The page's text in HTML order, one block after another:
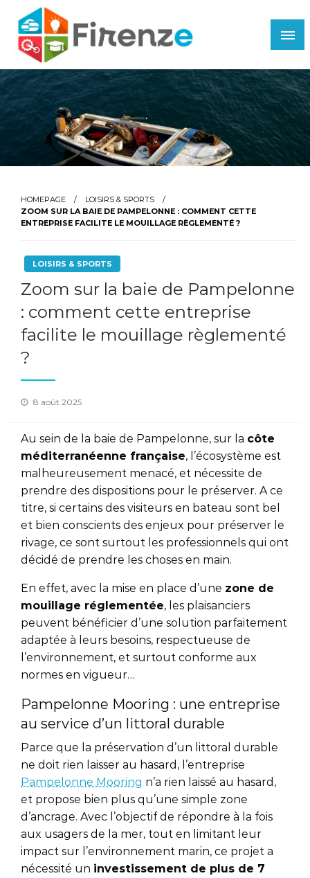
content
Firenze
HOMEPAGE
LOISIRS & SPORTS
ZOOM SUR LA BAIE DE PAMPELONNE : COMMENT CETTE
ENTREPRISE FACILITE LE MOUILLAGE RÈGLEMENTÉ ?
LOISIRS & SPORTS
Zoom sur la baie de Pampelonne
: comment cette entreprise
facilite le mouillage règlementé
?
Posted
8 août 2025
Au sein de la baie de Pampelonne, sur la côte
méditerranéenne française, l’écosystème est
malheureusement menacé, et nécessite de
prendre des dispositions pour le préserver. A ce
titre, si certains des visiteurs en bateau sont bel
et bien conscients des enjeux pour préserver le
rivage, ce sont surtout les professionnels qui ont
décidé de prendre les choses en main.
En effet, avec la mise en place d’une zone de
mouillage réglementée, les plaisanciers
peuvent bénéficier d’une solution parfaitement
adaptée à leurs besoins, respectueuse de
l’environnement, et surtout conforme aux
normes en vigueur…
Pampelonne Mooring : une entreprise
au service d’un littoral durable
Parce que la préservation d’un littoral durable
ne doit rien laisser au hasard, l’entreprise
Pampelonne Mooring n’a rien laissé au hasard,
et propose bien plus qu’une simple zone
d’ancrage. Avec l’objectif de répondre à la fois
aux usagers de la mer, tout en limitant leur
impact sur l’environnement marin, ce projet a
nécessité un investissement de plus de 7